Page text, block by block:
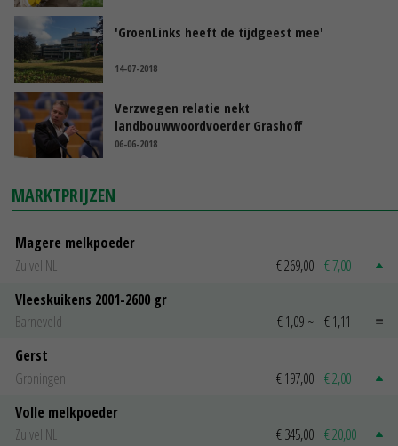
'GroenLinks heeft de tijdgeest mee'
14-07-2018
Verzwegen relatie nekt
landbouwwoordvoerder Grashoff
06-06-2018
MARKTPRIJZEN
Magere melkpoeder
Zuivel NL
€ 269,00 € 7,00
Vleeskuikens 2001-2600 gr
Barneveld
€ 1,09 ~ € 1,11
Gerst
Groningen
€ 197,00 € 2,00
Volle melkpoeder
Zuivel NL
€ 345,00 € 20,00